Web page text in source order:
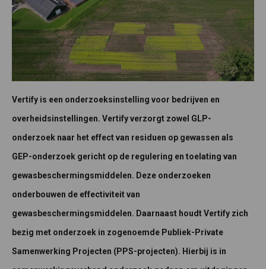
Vertify is een onderzoeksinstelling voor bedrijven en
overheidsinstellingen. Vertify verzorgt zowel GLP-
onderzoek naar het effect van residuen op gewassen als
GEP-onderzoek gericht op de regulering en toelating van
gewasbeschermingsmiddelen. Deze onderzoeken
onderbouwen de effectiviteit van
gewasbeschermingsmiddelen. Daarnaast houdt Vertify zich
bezig met onderzoek in zogenoemde Publiek-Private
Samenwerking Projecten (PPS-projecten). Hierbij is in